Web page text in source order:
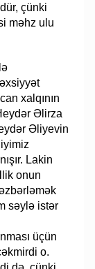
çünki
məhz ulu
xalqının
Əlirza
Əliyevin
Lakin
onun
səylə istər
üçün
o.